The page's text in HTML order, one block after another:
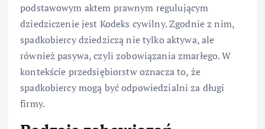
podstawowym aktem prawnym regulującym
dziedziczenie jest Kodeks cywilny. Zgodnie z nim,
spadkobiercy dziedziczą nie tylko aktywa, ale
również pasywa, czyli zobowiązania zmarłego. W
kontekście przedsiębiorstw oznacza to, że
spadkobiercy mogą być odpowiedzialni za długi
firmy.